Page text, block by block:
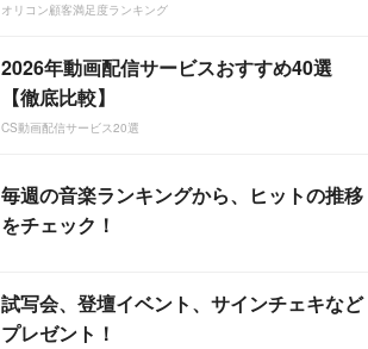
オリコン顧客満足度ランキング
2026年動画配信サービスおすすめ40選
【徹底比較】
CS動画配信サービス20選
毎週の音楽ランキングから、ヒットの推移
をチェック！
試写会、登壇イベント、サインチェキなど
プレゼント！